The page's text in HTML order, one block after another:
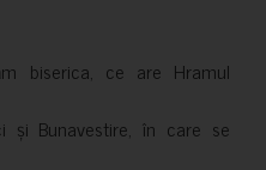
biserica, ce are Hramul
și Bunavestire, în care se